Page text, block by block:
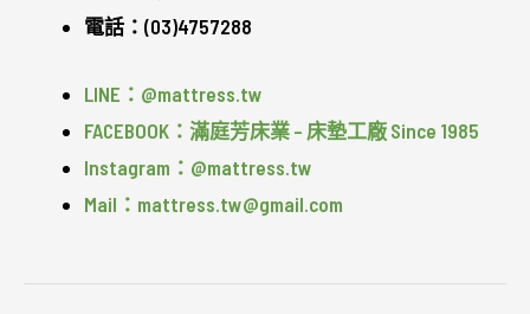
電話：(03)4757288
LINE：@mattress.tw
FACEBOOK：滿庭芳床業 – 床墊工廠 Since 1985
Instagram：@mattress.tw
Mail：mattress.tw@gmail.com